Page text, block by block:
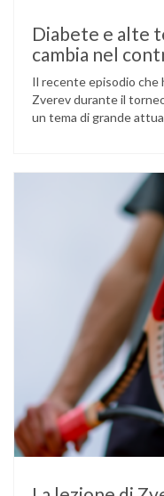
Diabete e alte
cambia nel
Il recente episodio che
Zverev durante il
un tema di grande
glucosio lo aveva